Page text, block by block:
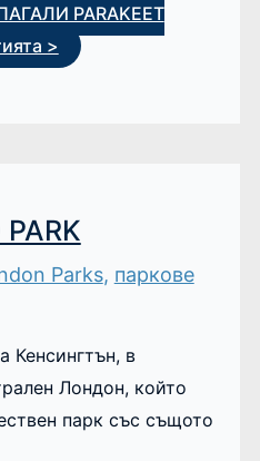
PARAKEET
>
Parks, паркове
Кенсингтън, в
Лондон, който
парк със същото